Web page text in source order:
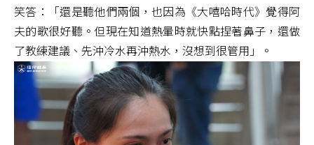
笑答：「還是聽他們兩個，也因為《大嘻哈時代》覺得阿
夫的歌很好聽。但現在知道熱暈時就快點捏著鼻子，還做
了教練建議、先沖冷水再沖熱水，沒想到很管用」。